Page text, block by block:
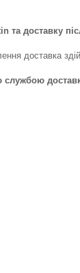
та доставку
доставка
службою